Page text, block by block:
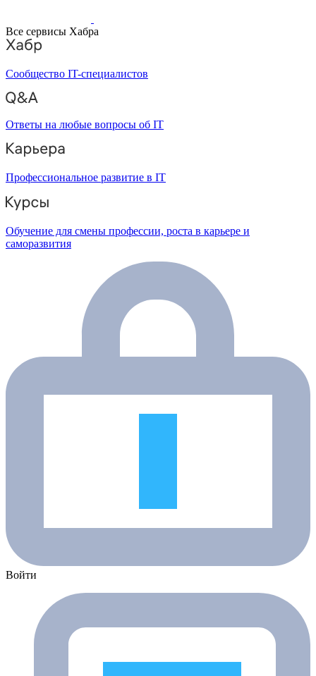
Все сервисы Хабра
Сообщество IT-специалистов
Ответы на любые вопросы об IT
Профессиональное развитие в IT
Обучение для смены профессии, роста в карьере и
саморазвития
Войти